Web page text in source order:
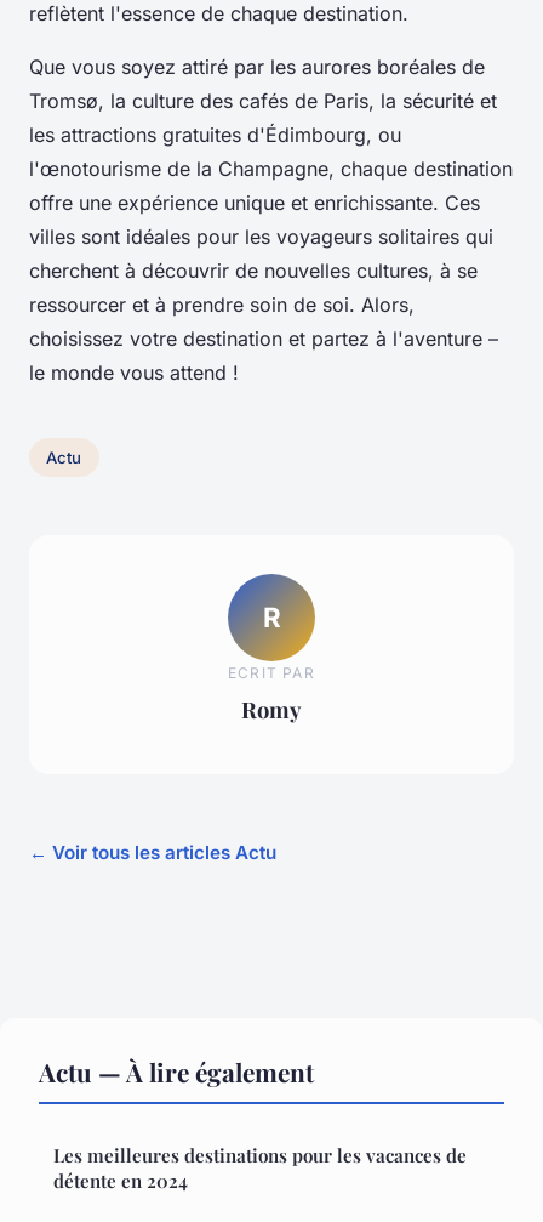
reflètent l'essence de chaque destination.
Que vous soyez attiré par les aurores boréales de
Tromsø, la culture des cafés de Paris, la sécurité et
les attractions gratuites d'Édimbourg, ou
l'œnotourisme de la Champagne, chaque destination
offre une expérience unique et enrichissante. Ces
villes sont idéales pour les voyageurs solitaires qui
cherchent à découvrir de nouvelles cultures, à se
ressourcer et à prendre soin de soi. Alors,
choisissez votre destination et partez à l'aventure –
le monde vous attend !
Actu
R
ECRIT PAR
Romy
← Voir tous les articles Actu
Actu — À lire également
Les meilleures destinations pour les vacances de
détente en 2024